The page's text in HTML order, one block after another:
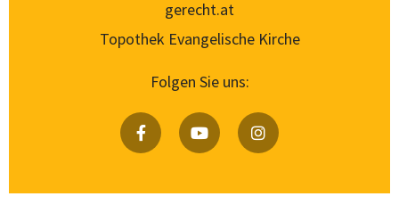
gerecht.at
Topothek Evangelische Kirche
Folgen Sie uns: